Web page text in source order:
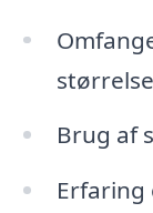
Brug af